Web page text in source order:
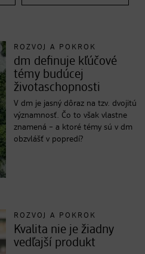
ROZVOJ A POKROK
dm definuje kľúčové
témy budúcej
životaschopnosti
V dm je jasný dôraz na tzv. dvojitú
významnosť. Čo to však vlastne
znamená – a ktoré témy sú v dm
obzvlášť v popredí?
ROZVOJ A POKROK
Kvalita nie je žiadny
vedľajší produkt